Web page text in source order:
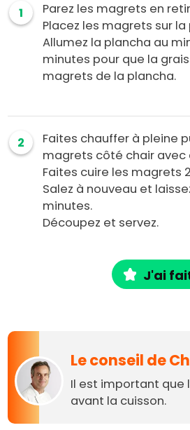
1
Parez les magrets en
Placez les magrets sur
Allumez la plancha au
minutes pour que la
magrets de la plancha.
2
Faites chauffer à pleine
magrets côté chair avec
Faites cuire les magrets
Salez à nouveau et
minutes.
Découpez et servez.
J'ai
Le conseil de
Il est important que
avant la cuisson.